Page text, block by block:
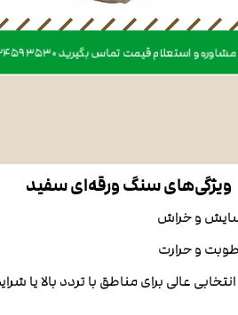
مشاوره و استعلام قیمت تماس بگیرید 09124593530
ویژگی‌های سنگ ورقه‌ای سفید
سایش و خراش
و حرارت
عالی برای مناطق با تردد بالا یا